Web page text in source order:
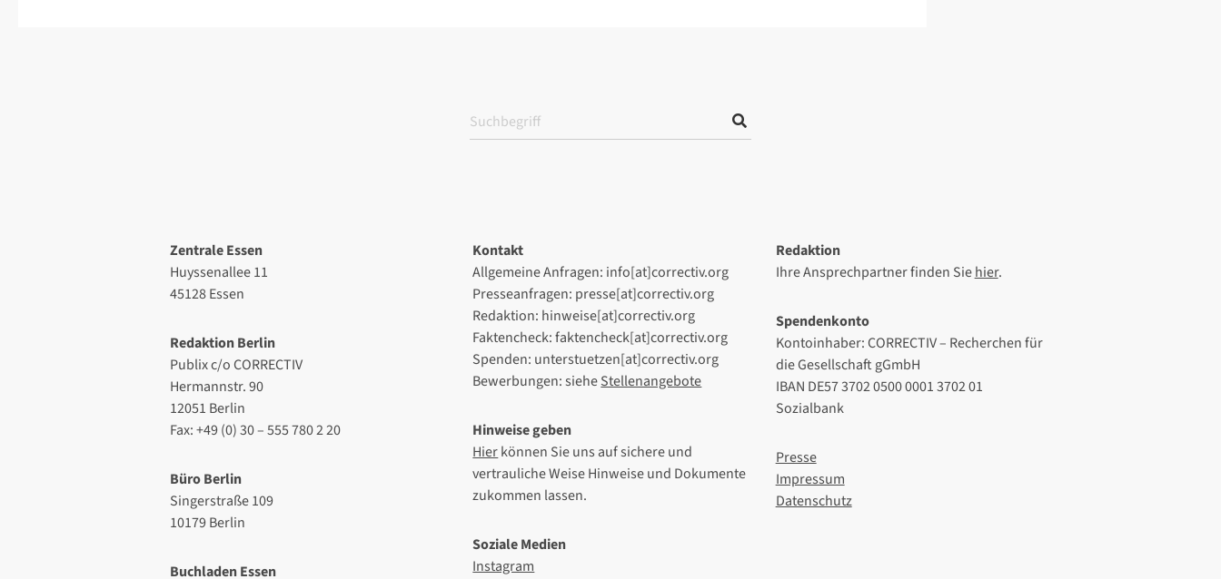
Zentrale Essen
Huyssenallee 11
45128 Essen
Redaktion Berlin
Publix c/o CORRECTIV
Hermannstr. 90
12051 Berlin
Fax: +49 (0) 30 – 555 780 2 20
Büro Berlin
Singerstraße 109
10179 Berlin
Buchladen Essen
Kontakt
Allgemeine Anfragen: info[at]correctiv.org
Presseanfragen: presse[at]correctiv.org
Redaktion: hinweise[at]correctiv.org
Faktencheck: faktencheck[at]correctiv.org
Spenden: unterstuetzen[at]correctiv.org
Bewerbungen: sieheStellenangebote
Hinweise geben
Hierkönnen Sie uns auf sichere und
vertrauliche Weise Hinweise und Dokumente
zukommen lassen.
Soziale Medien
Instagram
Redaktion
Ihre Ansprechpartner finden Siehier.
Spendenkonto
Kontoinhaber: CORRECTIV – Recherchen für
die Gesellschaft gGmbH
IBAN DE57 3702 0500 0001 3702 01
Sozialbank
Presse
Impressum
Datenschutz